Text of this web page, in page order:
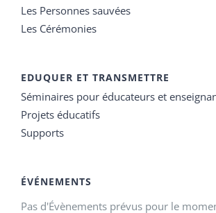
Les Personnes sauvées
Les Cérémonies
EDUQUER ET TRANSMETTRE
Séminaires pour éducateurs et
Projets éducatifs
Supports
ÉVÉNEMENTS
Pas d'Évènements prévus pour le